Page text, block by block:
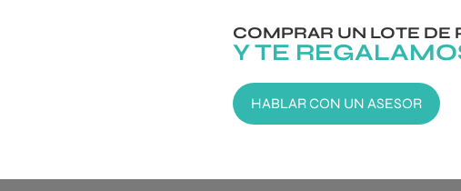
COMPRAR UN LOTE DE
Y TE
HABLAR CON UN ASESOR